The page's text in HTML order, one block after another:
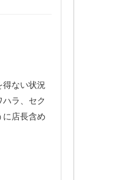
ない状況
ラ、セク
に店長含め